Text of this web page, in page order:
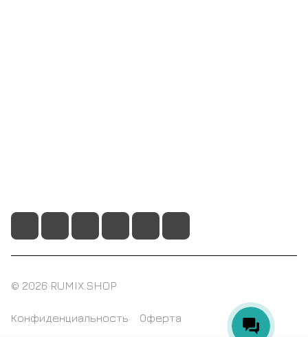
© 2026 RUMIX.SHOP
Конфиденциальность Оферта